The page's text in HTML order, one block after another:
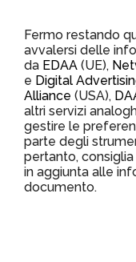
Fermo restando
avvalersi delle
da EDAA (UE),
e Digital
Alliance (USA),
altri servizi
gestire le
parte degli
pertanto,
in aggiunta alle
documento.